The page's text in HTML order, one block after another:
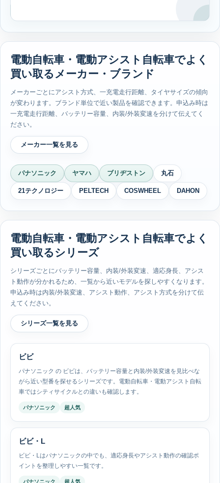
電動自転車・電動アシスト自転車でよく
買い取るメーカー・ブランド
メーカーごとにアシスト方式、一充電走行距離、タイヤサイズの傾向
が変わります。ブランド単位で近い製品を確認できます。申込み時は
一充電走行距離、バッテリー容量、内装/外装変速を分けて伝えてく
ださい。
メーカー一覧を見る
パナソニック ヤマハ ブリヂストン 丸石
21テクノロジー PELTECH COSWHEEL DAHON
電動自転車・電動アシスト自転車でよく
買い取るシリーズ
シリーズごとにバッテリー容量、内装/外装変速、適応身長、アシス
ト動作が分かれるため、一覧から近いモデルを探しやすくなります。
申込み時は内装/外装変速、アシスト動作、アシスト方式を分けて伝
えてください。
シリーズ一覧を見る
ビビ
パナソニック の ビビは、バッテリー容量と内装/外装変速を見比べな
がら近い型番を探せるシリーズです。電動自転車・電動アシスト自転
車ではシティサイクルとの違いも確認します。
パナソニック 超人気
ビビ・L
ビビ・Lはパナソニックの中でも、適応身長やアシスト動作の確認ポ
イントを整理しやすい一覧です。
パナソニック 超人気